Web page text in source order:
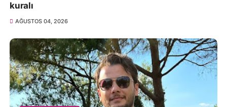
kuralı
AĞUSTOS 04, 2026